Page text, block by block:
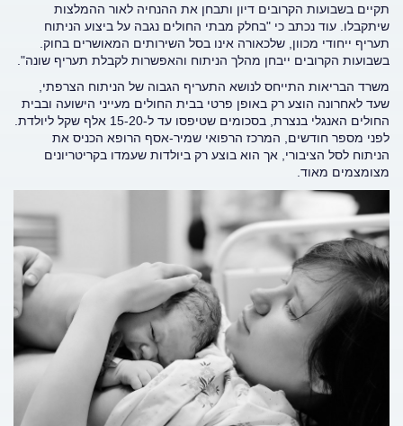
תקיים בשבועות הקרובים דיון ותבחן את ההנחיה לאור ההמלצות
שיתקבלו. עוד נכתב כי "בחלק מבתי החולים נגבה על ביצוע הניתוח
תעריף ייחודי מכוון, שלכאורה אינו בסל השירותים המאושרים בחוק.
בשבועות הקרובים ייבחן מהלך הניתוח והאפשרות לקבלת תעריף שונה".
משרד הבריאות התייחס לנושא התעריף הגבוה של הניתוח הצרפתי,
שעד לאחרונה הוצע רק באופן פרטי בבית החולים מעייני הישועה ובבית
החולים האנגלי בנצרת, בסכומים שטיפסו עד ל-15-20 אלף שקל ליולדת.
לפני מספר חודשים, המרכז הרפואי שמיר-אסף הרופא הכניס את
הניתוח לסל הציבורי, אך הוא בוצע רק ביולדות שעמדו בקריטריונים
מצומצמים מאוד.